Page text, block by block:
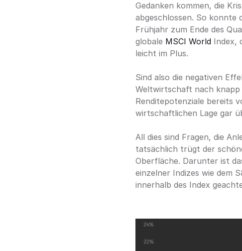
Gedanken kommen, die
abgeschlossen. So konnte
Frühjahr zum Ende des
globale MSCI World Index,
leicht im Plus.
Sind also die negativen
Weltwirtschaft nach knapp
Renditepotenziale bereits
wirtschaftlichen Lage gar
All dies sind Fragen, die
tatsächlich trügt der
Oberfläche. Darunter ist
einzelner Indizes wie dem
innerhalb des Index